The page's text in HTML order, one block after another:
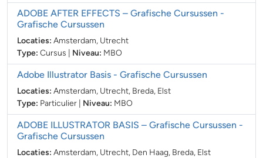
ADOBE AFTER EFFECTS – Grafische Cursussen -
Grafische Cursussen
Locaties: Amsterdam, Utrecht
Type: Cursus Niveau: MBO
Adobe Illustrator Basis - Grafische Cursussen
Locaties: Amsterdam, Utrecht, Breda, Elst
Type: Particulier Niveau: MBO
ADOBE ILLUSTRATOR BASIS – Grafische Cursussen -
Grafische Cursussen
Locaties: Amsterdam, Utrecht, Den Haag, Breda, Elst